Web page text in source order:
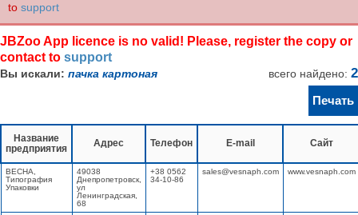
to support
JBZoo App licence is no valid! Please, register the copy or
contact to support
всего найдено: 2
Вы искали: пачка картоная
Название
предприятия
Адрес Телефон E-mail Сайт
ВЕСНА,
Типография
Упаковки
49038
Днепропетровск,
ул
Ленинградская,
68
+38 0562
34-10-86
sales@vesnaph.com www.vesnaph.com